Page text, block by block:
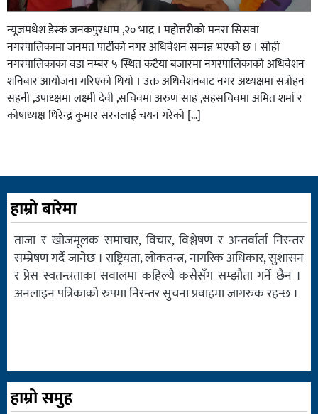
न्यूजमधेश डेस्क जनकपुरधाम ,२० भाद्र । महोत्तरीको मनरा सिसवा
नगरपालिकामा जनमत पार्टीको नगर अधिवेशन सम्पन्न भएको छ । सोही
नगरपालिकाका वडा नम्बर ५ स्थित कटैया बजारमा नगरपालिकाको अधिवेशन
शनिबार आयोजना गरिएको थियो । उक्त अधिवेशनबाट नगर अध्यक्षमा सत्रोहन
सहनी ,उपाध्क्षमा लक्ष्मी देवी ,सचिवमा अरुण साह ,सहसचिवमा अमित शर्मा र
कोषाध्यक्ष धिरेन्द्र कुमार सरनलाई चयन गरेको […]
हाम्रो बारेमा
ताजा र खोजमूलक समाचार, विचार, विश्लेषण र अन्तर्वार्ता निरन्तर
सम्प्रेषण गर्दै जानेछ । राष्ट्रियता, लोकतन्त्र, नागरिक अधिकार, सुशासन
र प्रेस स्वतन्त्रताका सवालमा कहिल्यै कसैसँग सम्झौता गर्ने छैन ।
अनलाइन पत्रिकाको रुपमा निरन्तर सुचना प्रवाहमा जागरुक रहन्छ ।
हाम्रो समुह